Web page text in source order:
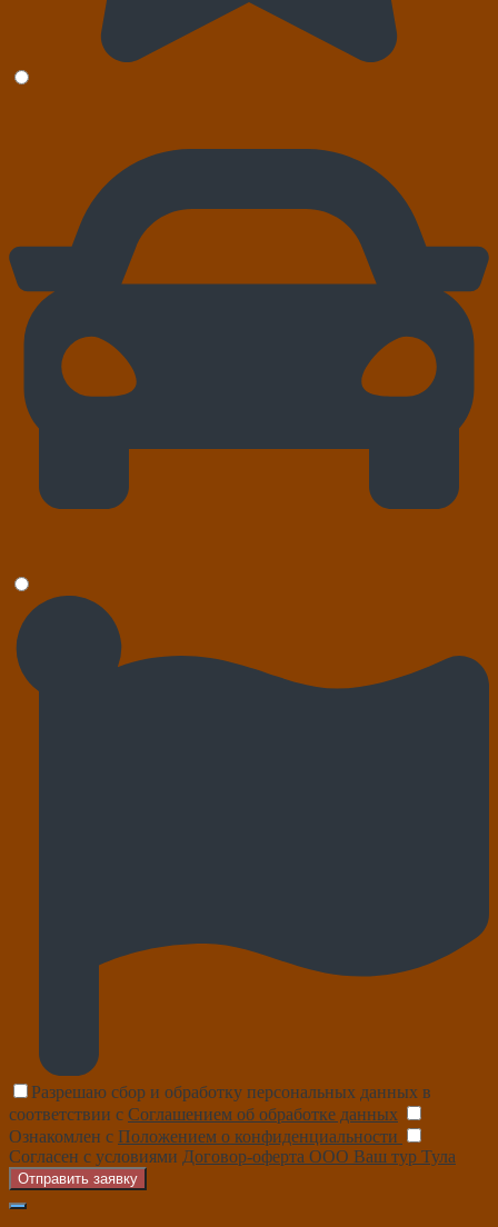
Разрешаю сбор и обработку персональных данных в
соответствии с Соглашением об обработке данных
Ознакомлен с Положением о конфиденциальности
Согласен с условиями Договор-оферта ООО Ваш тур Тула
Отправить заявку